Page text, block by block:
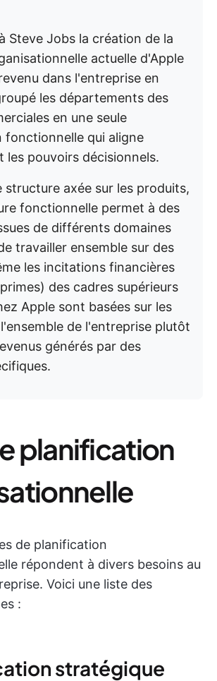
Steve Jobs la création de la
actuelle d'Apple
dans l'entreprise en
les départements des
en une seule
fonctionnelle qui aligne
les pouvoirs décisionnels.
structure axée sur les produits,
fonctionnelle permet à des
de différents domaines
travailler ensemble sur des
les incitations financières
des cadres supérieurs
Apple sont basées sur les
de l'entreprise plutôt
générés par des
planification
de planification
répondent à divers besoins au
Voici une liste des
:
stratégique